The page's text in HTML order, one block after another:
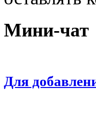
Мини-чат
Для